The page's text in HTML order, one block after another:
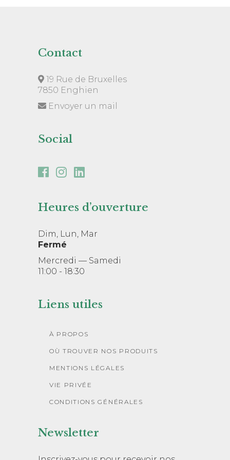
Contact
19 Rue de Bruxelles
7850 Enghien
Envoyer un mail
Social
Heures d’ouverture
Dim, Lun, Mar
Fermé
Mercredi — Samedi
11:00 - 18:30
Liens utiles
À PROPOS
OÙ TROUVER NOS PRODUITS
MENTIONS LÉGALES
VIE PRIVÉE
CONDITIONS GÉNÉRALES
Newsletter